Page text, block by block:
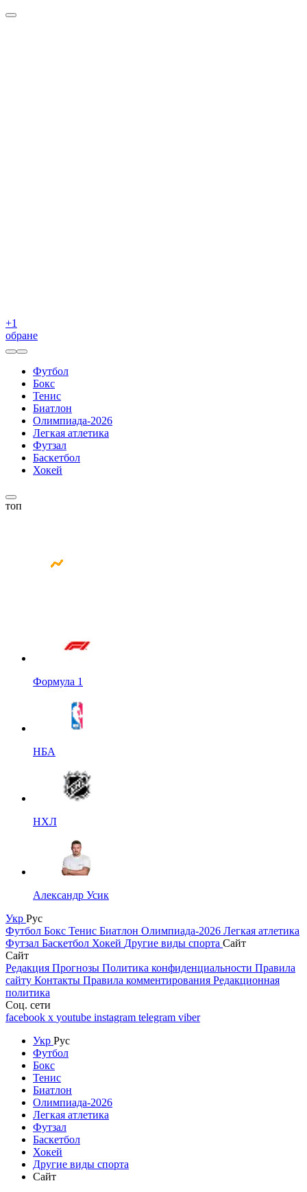
+1
обране
Футбол
Бокс
Тенис
Биатлон
Олимпиада-2026
Легкая атлетика
Футзал
Баскетбол
Хокей
топ
Формула 1
НБА
НХЛ
Александр Усик
Укр Рус
Футбол Бокс Тенис Биатлон Олимпиада-2026 Легкая атлетика
Футзал Баскетбол Хокей Другие виды спорта Сайт
Сайт
Редакция Прогнозы Политика конфиденциальности Правила
сайту Контакты Правила комментирования Редакционная
политика
Соц. сети
facebook x youtube instagram telegram viber
Укр Рус
Футбол
Бокс
Тенис
Биатлон
Олимпиада-2026
Легкая атлетика
Футзал
Баскетбол
Хокей
Другие виды спорта
Сайт